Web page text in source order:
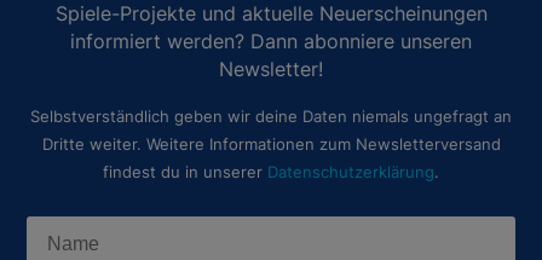
Spiele-Projekte und aktuelle Neuerscheinungen
informiert werden? Dann abonniere unseren
Newsletter!
Selbstverständlich geben wir deine Daten niemals ungefragt an
Dritte weiter. Weitere Informationen zum Newsletterversand
findest du in unserer Datenschutzerklärung.